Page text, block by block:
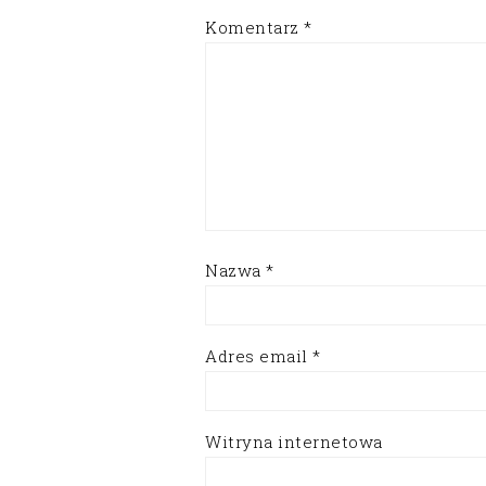
Komentarz *
Nazwa *
Adres email *
Witryna internetowa